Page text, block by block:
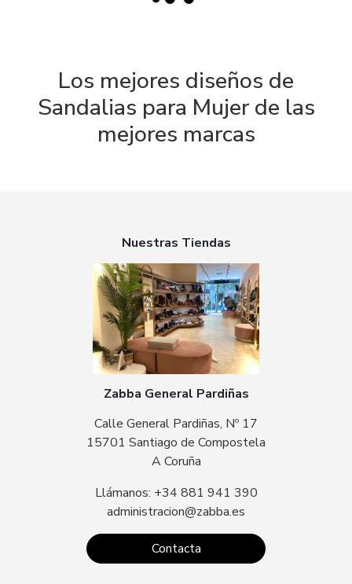
Los mejores diseños de
Sandalias para Mujer de las
mejores marcas
Nuestras Tiendas
Zabba General Pardiñas
Calle General Pardiñas, Nº 17
15701 Santiago de Compostela
A Coruña
Llámanos: +34 881 941 390
administracion@zabba.es
Contacta